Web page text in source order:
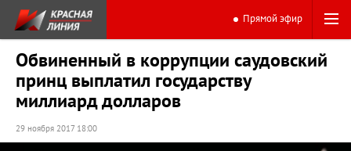
Прямой эфир
Обвиненный в коррупции саудовский
принц выплатил государству
миллиард долларов
29 ноября 2017 18:00